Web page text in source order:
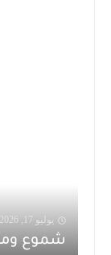
يوليو 17, 2026
شموع